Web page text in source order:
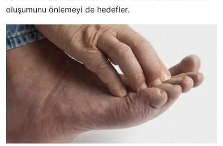
oluşumunu önlemeyi de hedefler.